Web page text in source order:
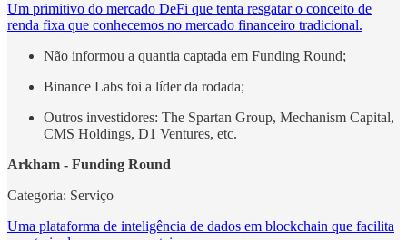
Um primitivo do mercado DeFi que tenta resgatar o conceito de
renda fixa que conhecemos no mercado financeiro tradicional.
Não informou a quantia captada em Funding Round;
Binance Labs foi a líder da rodada;
Outros investidores: The Spartan Group, Mechanism Capital,
CMS Holdings, D1 Ventures, etc.
Arkham - Funding Round
Categoria: Serviço
Uma plataforma de inteligência de dados em blockchain que facilita